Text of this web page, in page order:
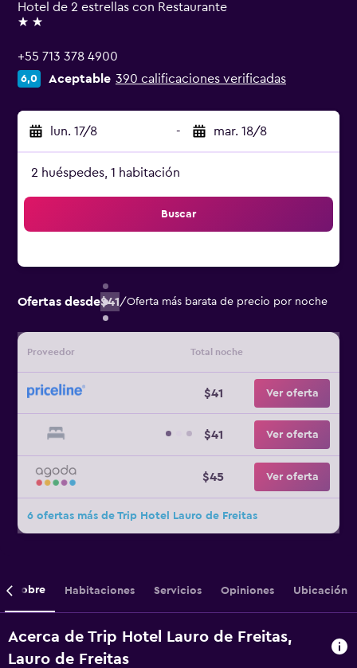
Hotel de 2 estrellas con Restaurante
2 estrellas
+55 713 378 4900
6,0 Aceptable 390 calificaciones verificadas
lun. 17/8 - mar. 18/8
2 huéspedes, 1 habitación
Buscar
Ofertas desde$41/Oferta más barata de precio por noche
Proveedor Total noche
$41 Ver oferta
$41 Ver oferta
$45 Ver oferta
6 ofertas más de Trip Hotel Lauro de Freitas
Sobre Habitaciones Servicios Opiniones Ubicación
Acerca de Trip Hotel Lauro de Freitas,
Lauro de Freitas